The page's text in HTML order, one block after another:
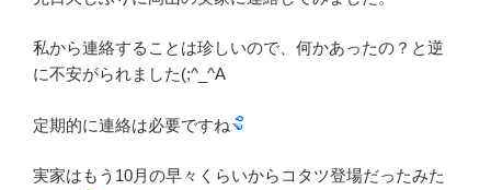
私から連絡することは珍しいので、何かあったの？と逆
に不安がられました(;^_^A
定期的に連絡は必要ですね
実家はもう10月の早々くらいからコタツ登場だったみた